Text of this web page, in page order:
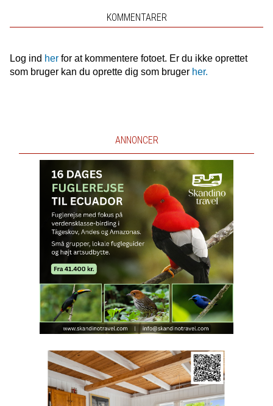
KOMMENTARER
Log ind herfor at kommentere fotoet. Er du ikke oprettet
som bruger kan du oprette dig som bruger her.
ANNONCER